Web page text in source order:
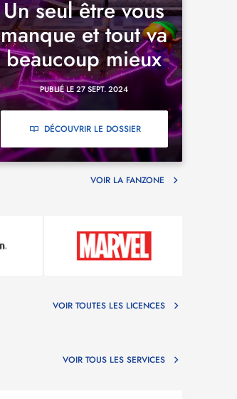
Un seul être vous
manque et tout va
beaucoup mieux
PUBLIÉ LE 27 SEPT. 2024
DÉCOUVRIR LE DOSSIER
VOIR LA FANZONE
VOIR TOUTES LES LICENCES
VOIR TOUS LES SERVICES